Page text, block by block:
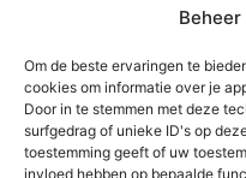
Om de beste ervaringen te
cookies om informatie over je
Door in te stemmen met deze
surfgedrag of unieke ID's op
toestemming geeft of uw
invloed hebben op bepaalde